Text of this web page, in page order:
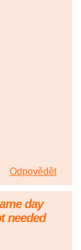
Odpovědět
day
needed